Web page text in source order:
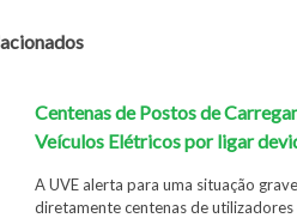
Centenas de Postos de
Veículos Elétricos por ligar
A UVE alerta para uma situação
diretamente centenas de